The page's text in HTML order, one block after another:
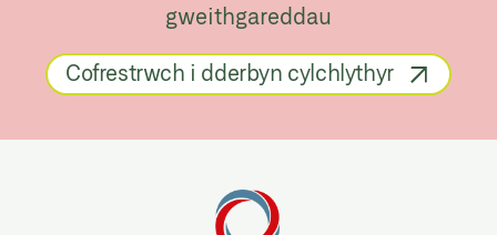
gweithgareddau
Cofrestrwch i dderbyn cylchlythyr